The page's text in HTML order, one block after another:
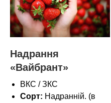
Надрання
«Вайбрант»
ВКС / ЗКС
Сорт: Надранній. (в